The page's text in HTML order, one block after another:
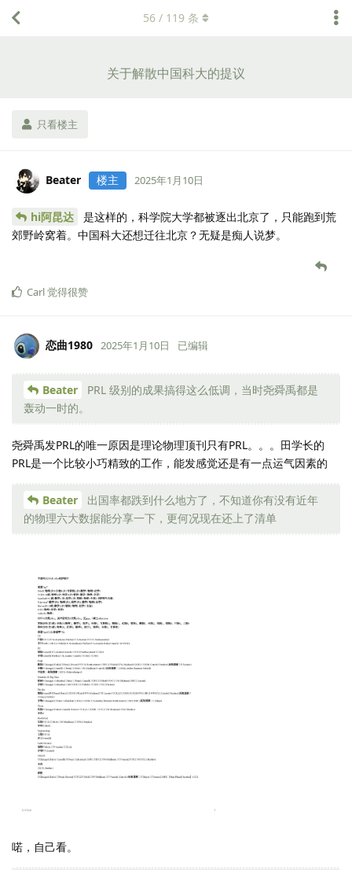
关于解散中国科大的提议
只看楼主
56 / 119 条
Beater 楼主 2025年1月10日
hi阿昆达
是这样的，科学院大学都被逐出北京了，只能跑到荒
郊野岭窝着。中国科大还想迁往北京？无疑是痴人说梦。
Carl觉得很赞
恋曲1980 2025年1月10日 已编辑
Beater
PRL 级别的成果搞得这么低调，当时尧舜禹都是
轰动一时的。
尧舜禹发PRL的唯一原因是理论物理顶刊只有PRL。。。田学长的
PRL是一个比较小巧精致的工作，能发感觉还是有一点运气因素的
Beater
出国率都跌到什么地方了，不知道你有没有近年
的物理六大数据能分享一下，更何况现在还上了清单
喏，自己看。